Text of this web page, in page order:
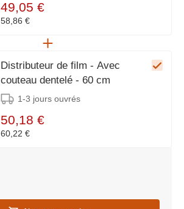
49,05 €
58,86 €
Distributeur de film - Avec
couteau dentelé - 60 cm
1-3 jours ouvrés
50,18 €
60,22 €